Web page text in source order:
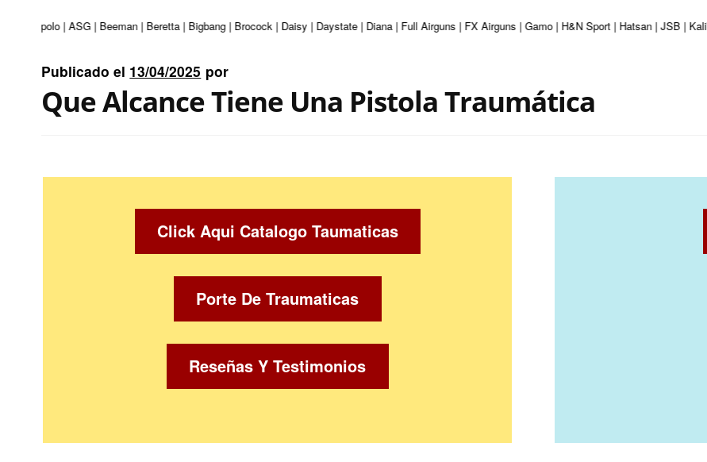
| Apolo | ASG | Beeman | Beretta | Bigbang | Brocock | Daisy | Daystate | Diana | Full Airguns | FX Airguns | Gamo | H&N Sport | Hatsan | JSB |
Publicado el 13/04/2025 por
Que Alcance Tiene Una Pistola Traumática
Click Aqui Catalogo Taumaticas
Porte De Traumaticas
Reseñas Y Testimonios